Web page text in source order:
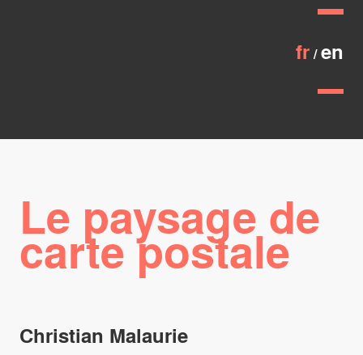
fr en
Le paysage de
carte postale
Christian Malaurie